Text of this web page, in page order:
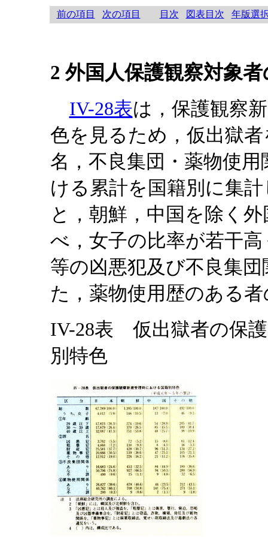
前の項目 次の項目 目次 図表目次 年版選
2 外国人保護観察対象
IV-28表は，保護観察
色を見るため，仮出獄
名，不良集団・薬物使
ける累計を国籍別に集
と，朝鮮，中国を除く
べ，女子の比率が若干
等の凶悪犯及び不良集
た，薬物使用歴のある
IV-28表 仮出獄者の保
別特色